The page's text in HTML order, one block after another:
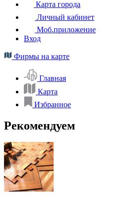
Карта города
Личный кабинет
Моб.приложение
Вход
Фирмы на карте
Главная
Карта
Избранное
Рекомендуем